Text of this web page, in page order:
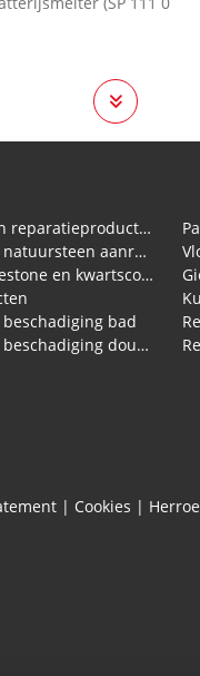
Kunststof aanrechtbladen reparatieproducten (HPL en Volkern)
Reparatieproducten voor natuursteen aanrechtblad
Reparatie van Dekton, Silestone en kwartscomposiet aanrechtbladen
bad
Reparatieproducten voor beschadiging douchebak
| Cookies |